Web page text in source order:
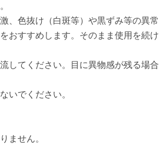
、色抜け（白斑等）や黒ずみ等の異常
おすすめします。そのまま使用を続け
してください。目に異物感が残る場合
いでください。
ません。